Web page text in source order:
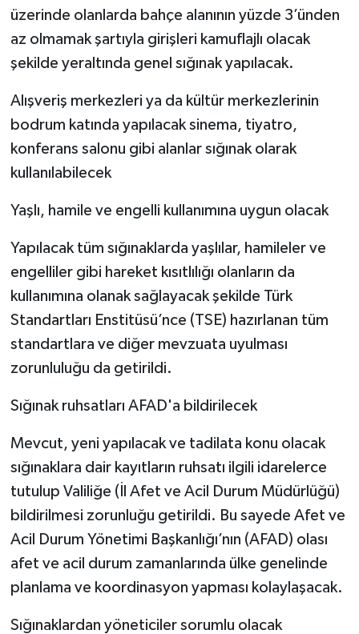
üzerinde olanlarda bahçe alanının yüzde 3’ünden
az olmamak şartıyla girişleri kamuflajlı olacak
şekilde yeraltında genel sığınak yapılacak.
Alışveriş merkezleri ya da kültür merkezlerinin
bodrum katında yapılacak sinema, tiyatro,
konferans salonu gibi alanlar sığınak olarak
kullanılabilecek
Yaşlı, hamile ve engelli kullanımına uygun olacak
Yapılacak tüm sığınaklarda yaşlılar, hamileler ve
engelliler gibi hareket kısıtlılığı olanların da
kullanımına olanak sağlayacak şekilde Türk
Standartları Enstitüsü’nce (TSE) hazırlanan tüm
standartlara ve diğer mevzuata uyulması
zorunluluğu da getirildi.
Sığınak ruhsatları AFAD'a bildirilecek
Mevcut, yeni yapılacak ve tadilata konu olacak
sığınaklara dair kayıtların ruhsatı ilgili idarelerce
tutulup Valiliğe (İl Afet ve Acil Durum Müdürlüğü)
bildirilmesi zorunluğu getirildi. Bu sayede Afet ve
Acil Durum Yönetimi Başkanlığı’nın (AFAD) olası
afet ve acil durum zamanlarında ülke genelinde
planlama ve koordinasyon yapması kolaylaşacak.
Sığınaklardan yöneticiler sorumlu olacak